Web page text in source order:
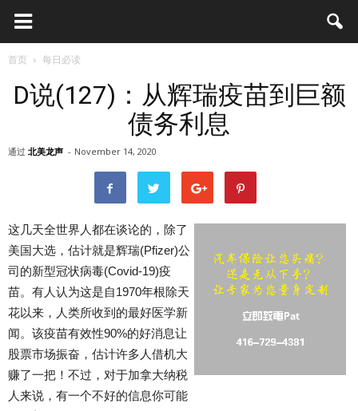
首页 每日必读
D说(127)：从辉瑞疫苗到巨额
债务利息
通过 北美龙声 - November 14, 2020
这几天全世界人都在谈论的，除了
美国大选，估计就是辉瑞(Pfizer)公
司的新型冠状病毒(Covid-19)疫
苗。有人认为这是自1970年根除天
花以来，人类所收到的最好医学新
闻。该疫苗有效性90%的好消息让
股票市场振奋，估计许多人借机大
赚了一把！不过，对于加拿大纳税
人来说，有一个不好的信息你可能